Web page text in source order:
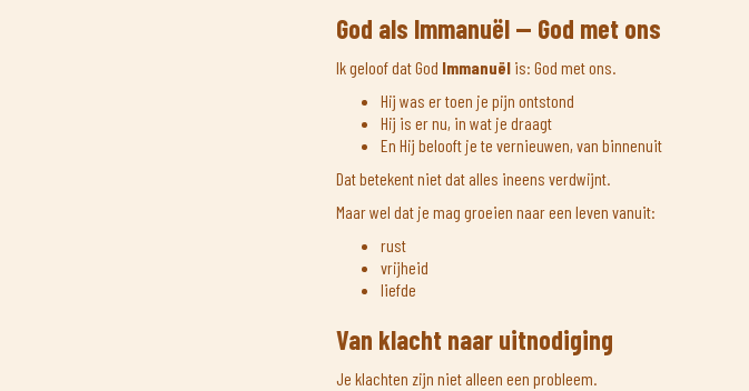
God als Immanuël — God met ons
Ik geloof dat God Immanuël is: God met ons.
Hij was er toen je pijn ontstond
Hij is er nu, in wat je draagt
En Hij belooft je te vernieuwen, van binnenuit
Dat betekent niet dat alles ineens verdwijnt.
Maar wel dat je mag groeien naar een leven vanuit:
rust
vrijheid
liefde
Van klacht naar uitnodiging
Je klachten zijn niet alleen een probleem.